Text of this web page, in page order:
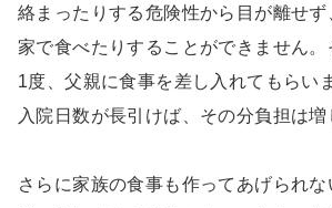
絡まったりする危険性から目が離せず
家で食べたりすることができません
1度、父親に食事を差し入れてもらい
入院日数が長引けば、その分負担は増
さらに家族の食事も作ってあげられ